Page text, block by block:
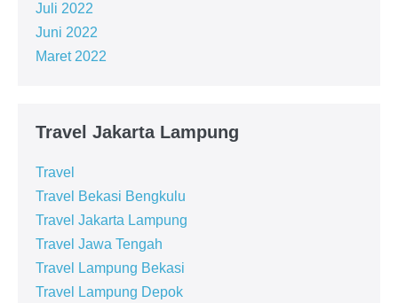
Juli 2022
Juni 2022
Maret 2022
Travel Jakarta Lampung
Travel
Travel Bekasi Bengkulu
Travel Jakarta Lampung
Travel Jawa Tengah
Travel Lampung Bekasi
Travel Lampung Depok